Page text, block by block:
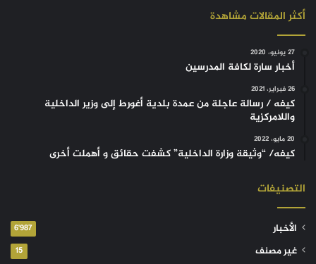
أكثر المقالات مشاهدة
27 يونيو، 2020
أخبار سارة لكافة المدرسين
26 فبراير، 2021
كيفه / رسالة عاجلة من عمدة بلدية أغورط إلى وزير الداخلية
واللامركزية
20 مايو، 2022
كيفه/ “وثيقة وزارة الداخلية” كشفت حقائق و أهملت أخرى
التصنيفات
الأخبار 6٬987
غير مصنف 15